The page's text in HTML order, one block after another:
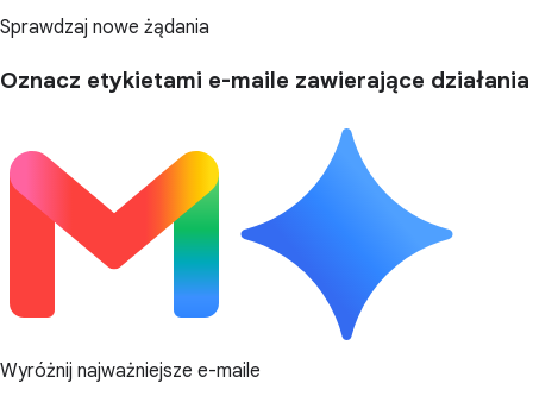
Sprawdzaj nowe żądania
Oznacz etykietami e-maile zawierające działania
Wyróżnij najważniejsze e-maile